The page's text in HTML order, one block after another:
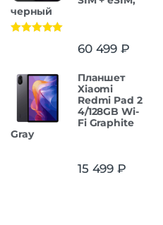
черный
60 499 ₽
Планшет
Xiaomi
Redmi Pad 2
4/128GB Wi-
Fi Graphite
Gray
15 499 ₽